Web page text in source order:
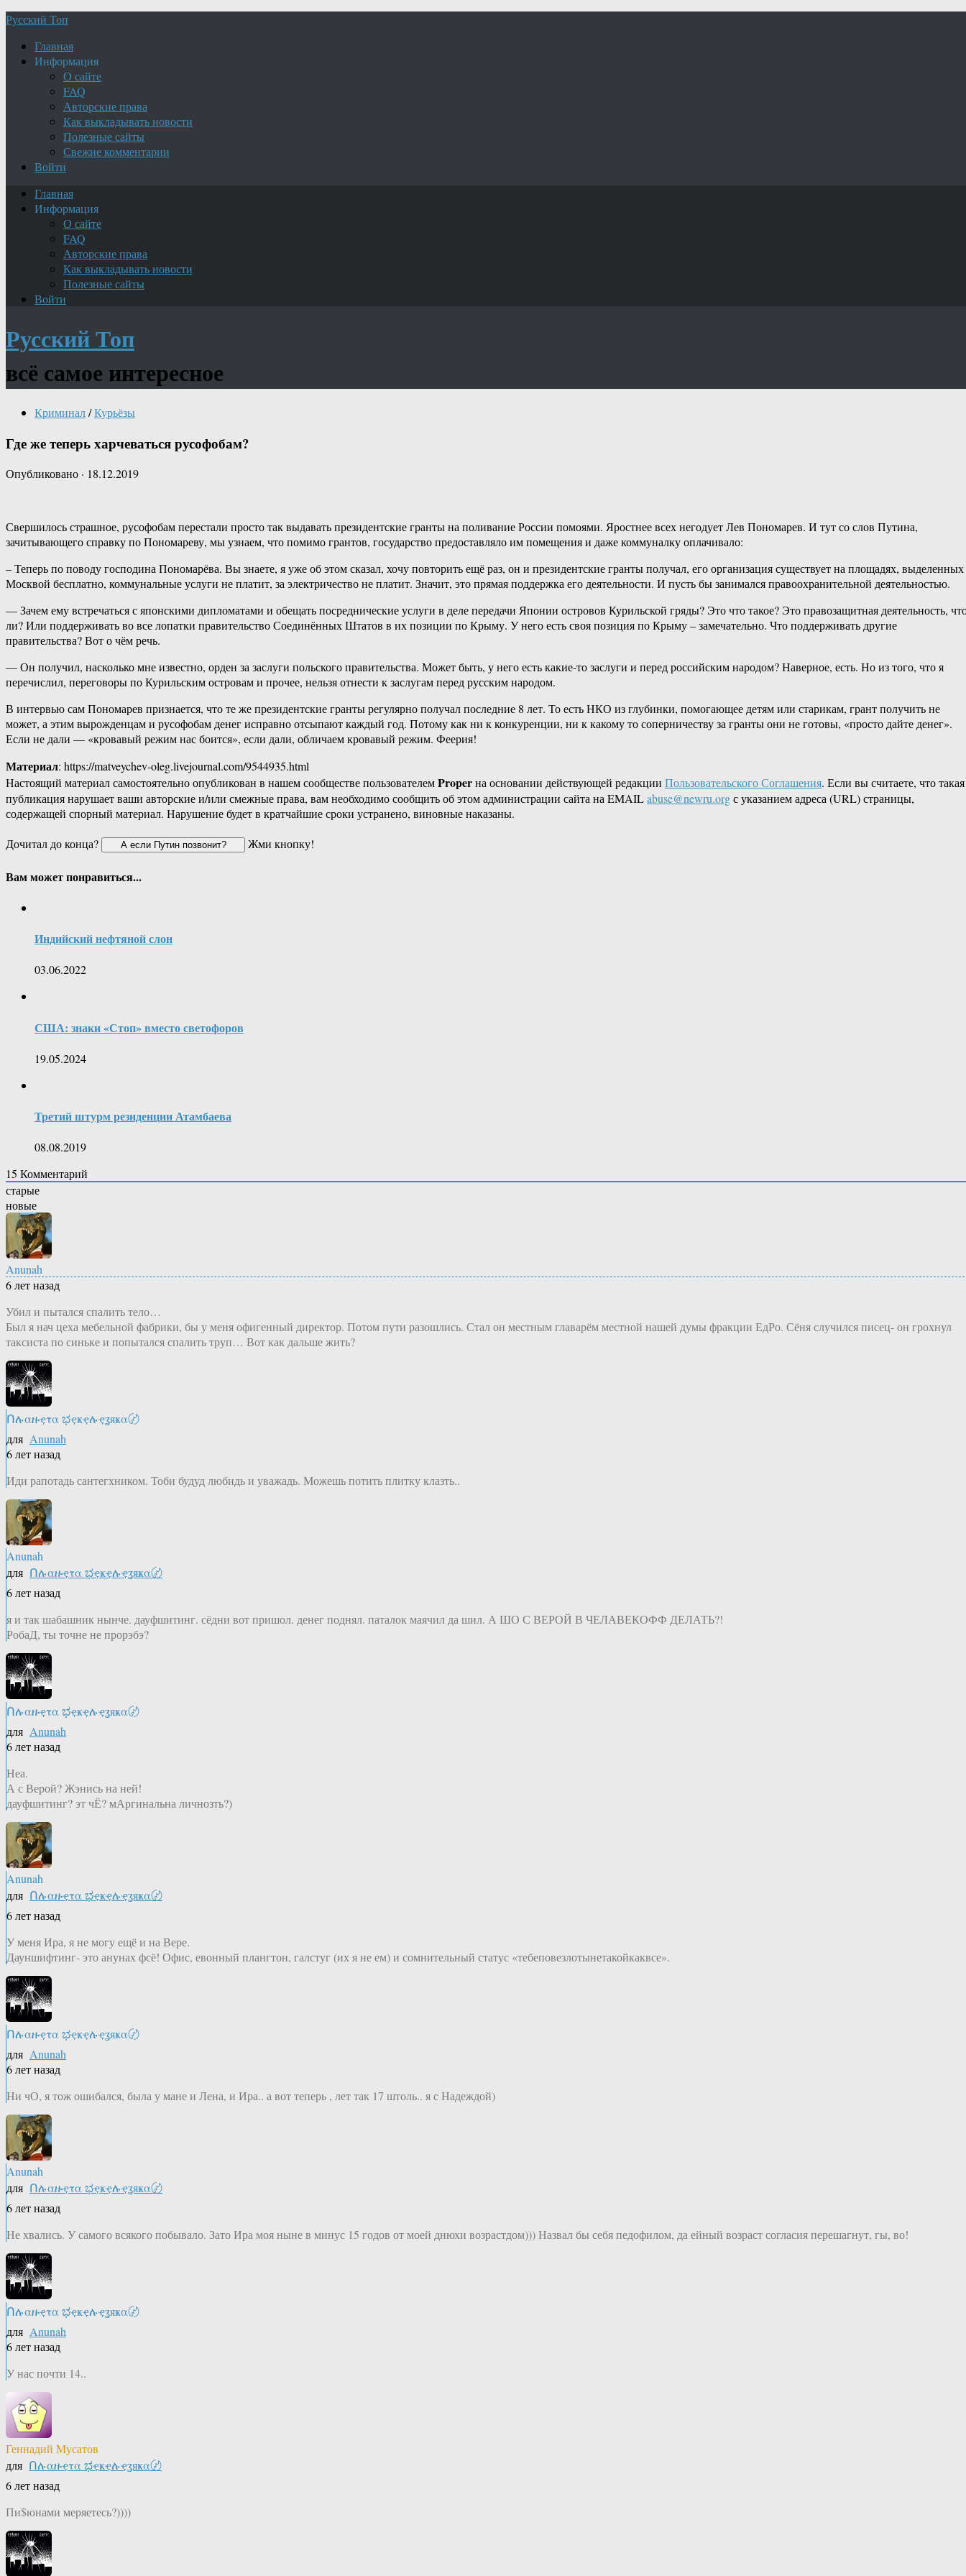
Русский Топ
Главная
Информация
О сайте
FAQ
Авторские права
Как выкладывать новости
Полезные сайты
Свежие комментарии
Войти
Главная
Информация
О сайте
FAQ
Авторские права
Как выкладывать новости
Полезные сайты
Войти
Русский Топ
всё самое интересное
Криминал/Курьёзы
Где же теперь харчеваться русофобам?
Опубликовано · 18.12.2019
Свершилось страшное, русофобам перестали просто так выдавать президентские гранты на поливание России помоями. Яростнее всех негодует Лев Пономарев. И тут со слов Путина,
зачитывающего справку по Пономареву, мы узнаем, что помимо грантов, государство предоставляло им помещения и даже коммуналку оплачивало:
– Теперь по поводу господина Пономарёва. Вы знаете, я уже об этом сказал, хочу повторить ещё раз, он и президентские гранты получал, его организация существует на площадях, выделенных
Москвой бесплатно, коммунальные услуги не платит, за электричество не платит. Значит, это прямая поддержка его деятельности. И пусть бы занимался правоохранительной деятельностью.
— Зачем ему встречаться с японскими дипломатами и обещать посреднические услуги в деле передачи Японии островов Курильской гряды? Это что такое? Это правозащитная деятельность,
ли? Или поддерживать во все лопатки правительство Соединённых Штатов в их позиции по Крыму. У него есть своя позиция по Крыму – замечательно. Что поддерживать другие
правительства? Вот о чём речь.
— Он получил, насколько мне известно, орден за заслуги польского правительства. Может быть, у него есть какие-то заслуги и перед российским народом? Наверное, есть. Но из того, что я
перечислил, переговоры по Курильским островам и прочее, нельзя отнести к заслугам перед русским народом.
В интервью сам Пономарев признается, что те же президентские гранты регулярно получал последние 8 лет. То есть НКО из глубинки, помогающее детям или старикам, грант получить не
может, а этим вырожденцам и русофобам денег исправно отсыпают каждый год. Потому как ни к конкуренции, ни к какому то соперничеству за гранты они не готовы, «просто дайте денег».
Если не дали — «кровавый режим нас боится», если дали, обличаем кровавый режим. Феерия!
Материал: https://matveychev-oleg.livejournal.com/9544935.html
Настоящий материал самостоятельно опубликован в нашем сообществе пользователемProperна основании действующей редакции Пользовательского Соглашения. Если вы считаете, что такая
публикация нарушает ваши авторские и/или смежные права, вам необходимо сообщить об этом администрации сайта на EMAILabuse@newru.orgс указанием адреса (URL) страницы,
содержащей спорный материал. Нарушение будет в кратчайшие сроки устранено, виновные наказаны.
Дочитал до конца?
Жми кнопку!
Вам может понравиться...
Индийский нефтяной слон
03.06.2022
США: знаки «Стоп» вместо светофоров
19.05.2024
Третий штурм резиденции Атамбаева
08.08.2019
15 Комментарий
старые
новые
Anunah
6 лет назад
Убил и пытался спалить тело…
Был я нач цеха мебельной фабрики, бы у меня офигенный директор. Потом пути разошлись. Стал он местным главарём местной нашей думы фракции ЕдРо. Сёня случился писец- он грохнул
таксиста по синьке и попытался спалить труп… Вот как дальше жить?
Ոሉαዙҿτα ಭҿҝҿሉҿʓяҝα〄
для Anunah
6 лет назад
Иди рапотадь сантегхником. Тоби будуд любидь и уважадь. Можешь потить плитку клазть..
Anunah
для Ոሉαዙҿτα ಭҿҝҿሉҿʓяҝα〄
6 лет назад
я и так шабашник нынче. дауфшитинг. сёдни вот пришол. денег поднял. паталок маячил да шил. А ШО С ВЕРОЙ В ЧЕЛАВЕКОФФ ДЕЛАТЬ?!
РобаД, ты точне не прорэбэ?
Ոሉαዙҿτα ಭҿҝҿሉҿʓяҝα〄
для Anunah
6 лет назад
Неа.
А с Верой? Жэнись на ней!
дауфшитинг? эт чЁ? мАргинальна личнозть?)
Anunah
для Ոሉαዙҿτα ಭҿҝҿሉҿʓяҝα〄
6 лет назад
У меня Ира, я не могу ещё и на Вере.
Дауншифтинг- это анунах фсё! Офис, евонный плангтон, галстуг (их я не ем) и сомнительный статус «тебеповезлотынетакойкаквсе».
Ոሉαዙҿτα ಭҿҝҿሉҿʓяҝα〄
для Anunah
6 лет назад
Ни чО, я тож ошибался, была у мане и Лена, и Ира.. а вот теперь , лет так 17 штоль.. я с Надеждой)
Anunah
для Ոሉαዙҿτα ಭҿҝҿሉҿʓяҝα〄
6 лет назад
Не хвались. У самого всякого побывало. Зато Ира моя ныне в минус 15 годов от моей днюхи возрастдом))) Назвал бы себя педофилом, да ейный возраст согласия перешагнут, гы, во!
Ոሉαዙҿτα ಭҿҝҿሉҿʓяҝα〄
для Anunah
6 лет назад
У нас почти 14..
Геннадий Мусатов
для Ոሉαዙҿτα ಭҿҝҿሉҿʓяҝα〄
6 лет назад
Пи$юнами меряетесь?))))